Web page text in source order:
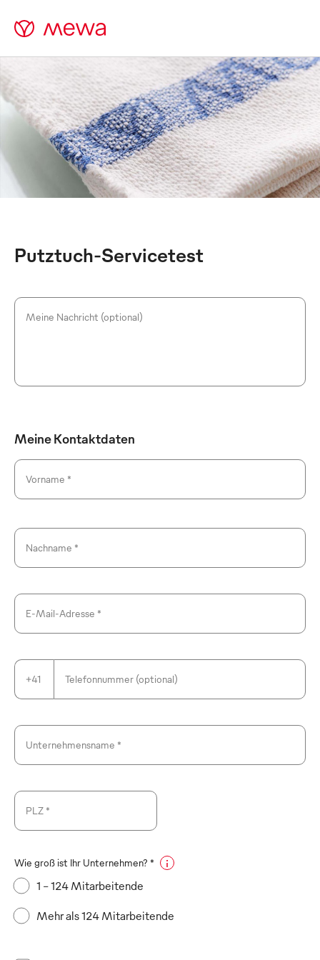
Putztuch-Servicetest
Meine Nachricht (optional)
Meine Kontaktdaten
Vorname *
Nachname *
E-Mail-Adresse *
+41 Telefonnummer (optional)
Unternehmensname *
PLZ *
Wie groß ist Ihr Unternehmen? *
1 - 124 Mitarbeitende
Mehr als 124 Mitarbeitende